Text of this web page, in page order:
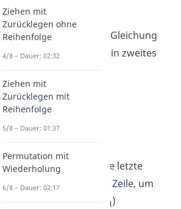
Addiere beide Seiten der Gleichung
mit 10 und du erhältst dein zweites
Zuletzt wiederholst du die letzte
Rechnung mit der ersten Zeile, um
)
Ziehen mit
Zurücklegen ohne
Reihenfolge
4/8 – Dauer: 02:32
Ziehen mit
Zurücklegen mit
Reihenfolge
5/8 – Dauer: 01:37
Permutation mit
Wiederholung
6/8 – Dauer: 02:17